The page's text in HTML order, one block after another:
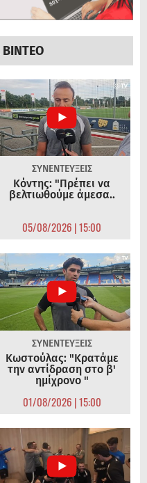
ΒΙΝΤΕΟ
ΣΥΝΕΝΤΕΥΞΕΙΣ
Κόντης: "Πρέπει να
βελτιωθούμε άμεσα..
05/08/2026 | 15:00
ΣΥΝΕΝΤΕΥΞΕΙΣ
Κωστούλας: "Κρατάμε
την αντίδραση στο β'
ημίχρονο "
01/08/2026 | 15:00